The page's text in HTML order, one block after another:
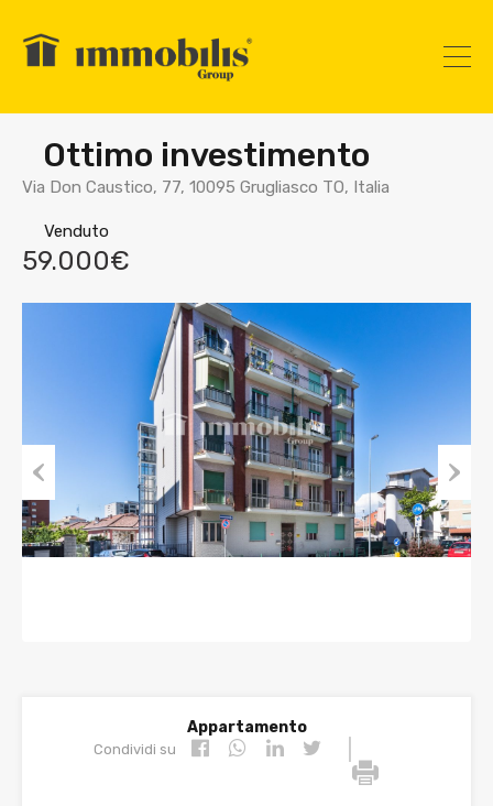
Ottimo investimento
Via Don Caustico, 77, 10095 Grugliasco TO, Italia
Venduto
59.000€
Prev
ious
Nex
t
Appartamento
Condividi su